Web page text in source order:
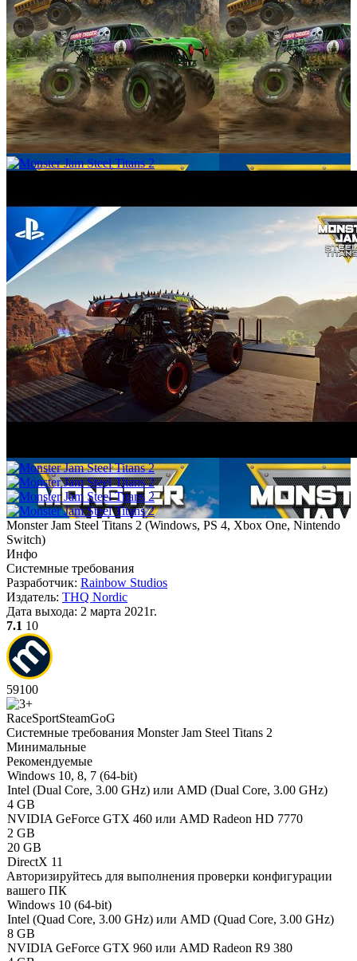
Monster Jam Steel Titans 2 (Windows, PS 4, Xbox One, Nintendo
Switch)
Инфо
Системные требования
Разработчик: Rainbow Studios
Издатель: THQ Nordic
Дата выхода: 2 марта 2021г.
7.1 10
59100
RaceSportSteamGoG
Системные требования Monster Jam Steel Titans 2
Минимальные
Рекомендуемые
Windows 10, 8, 7 (64-bit)
Intel (Dual Core, 3.00 GHz) или AMD (Dual Core, 3.00 GHz)
4 GB
NVIDIA GeForce GTX 460 или AMD Radeon HD 7770
2 GB
20 GB
DirectX 11
Авторизируйтесь для выполнения проверки конфигурации
вашего ПК
Windows 10 (64-bit)
Intel (Quad Сore, 3.00 GHz) или AMD (Quad Core, 3.00 GHz)
8 GB
NVIDIA GeForce GTX 960 или AMD Radeon R9 380